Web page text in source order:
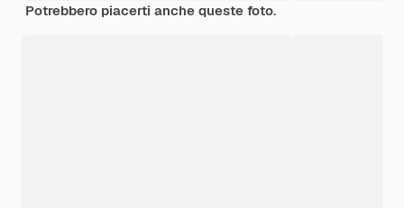
Potrebbero piacerti anche queste foto.